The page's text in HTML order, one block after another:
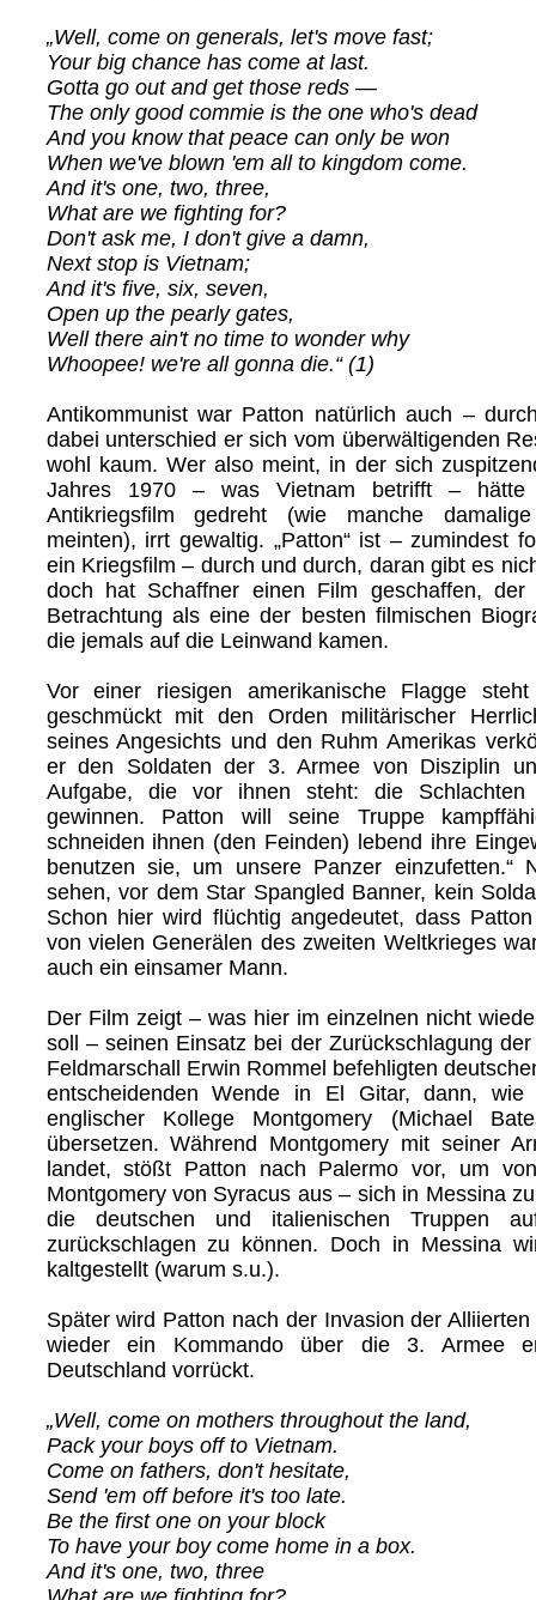
„Well, come on generals, let's move fast;
Your big chance has come at last.
Gotta go out and get those reds —
The only good commie is the one who's dead
And you know that peace can only be won
When we've blown 'em all to kingdom come.
And it's one, two, three,
What are we fighting for?
Don't ask me, I don't give a damn,
Next stop is Vietnam;
And it's five, six, seven,
Open up the pearly gates,
Well there ain't no time to wonder why
Whoopee! we're all gonna die.“ (1)
Antikommunist war Patton natürlich auch –
dabei unterschied er sich vom überwältigenden
wohl kaum. Wer also meint, in der sich
Jahres 1970 – was Vietnam betrifft – hätte
Antikriegsfilm gedreht (wie manche damalige
meinten), irrt gewaltig. „Patton“ ist – zumindest
ein Kriegsfilm – durch und durch, daran gibt es
doch hat Schaffner einen Film geschaffen,
Betrachtung als eine der besten filmischen
die jemals auf die Leinwand kamen.
Vor einer riesigen amerikanische Flagge
geschmückt mit den Orden militärischer
seines Angesichts und den Ruhm Amerikas
er den Soldaten der 3. Armee von Disziplin
Aufgabe, die vor ihnen steht: die
gewinnen. Patton will seine Truppe
schneiden ihnen (den Feinden) lebend ihre
benutzen sie, um unsere Panzer einzufetten.“
sehen, vor dem Star Spangled Banner, kein
Schon hier wird flüchtig angedeutet, dass
von vielen Generälen des zweiten Weltkrieges
auch ein einsamer Mann.
Der Film zeigt – was hier im einzelnen nicht
soll – seinen Einsatz bei der Zurückschlagung
Feldmarschall Erwin Rommel befehligten
entscheidenden Wende in El Gitar, dann,
englischer Kollege Montgomery (Michael
übersetzen. Während Montgomery mit seiner
landet, stößt Patton nach Palermo vor, um
Montgomery von Syracus aus – sich in Messina
die deutschen und italienischen Truppen
zurückschlagen zu können. Doch in Messina
kaltgestellt (warum s.u.).
Später wird Patton nach der Invasion der
wieder ein Kommando über die 3. Armee
Deutschland vorrückt.
„Well, come on mothers throughout the land,
Pack your boys off to Vietnam.
Come on fathers, don't hesitate,
Send 'em off before it's too late.
Be the first one on your block
To have your boy come home in a box.
And it's one, two, three